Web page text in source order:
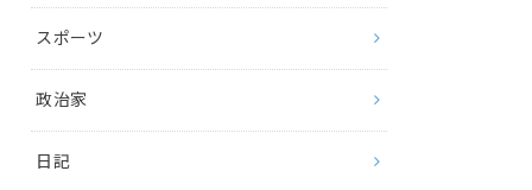
スポーツ
政治家
日記